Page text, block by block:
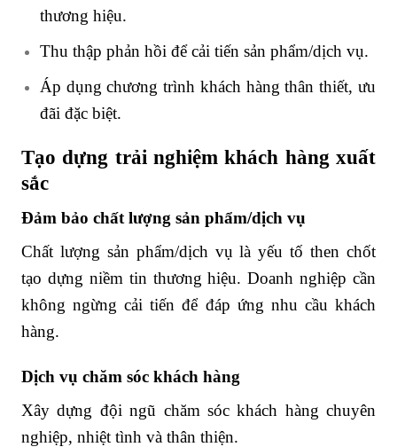
thương hiệu.
Thu thập phản hồi để cải tiến sản phẩm/dịch vụ.
Áp dụng chương trình khách hàng thân thiết, ưu
đãi đặc biệt.
Tạo dựng trải nghiệm khách hàng xuất
sắc
Đảm bảo chất lượng sản phẩm/dịch vụ
Chất lượng sản phẩm/dịch vụ là yếu tố then chốt
tạo dựng niềm tin thương hiệu. Doanh nghiệp cần
không ngừng cải tiến để đáp ứng nhu cầu khách
hàng.
Dịch vụ chăm sóc khách hàng
Xây dựng đội ngũ chăm sóc khách hàng chuyên
nghiệp, nhiệt tình và thân thiện.